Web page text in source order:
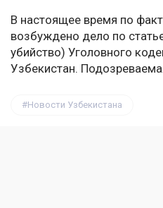
В настоящее время по
возбуждено дело по
убийство) Уголовного
Узбекистан.
Новости Узбекистана